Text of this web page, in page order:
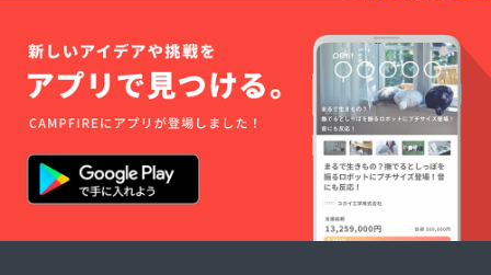
身の
iPhone
やス
マート
フォン
で、
ツー
ショッ
ト撮影
を10枚
しま
（60分
程度）
が楽し
めま
す！ ■
お渡し
会 後
日開催
される
お渡し
（60分
バッ
ク、ヘ
アーア
クセサ
リー、
靴下、
スカー
フな
ど） ■
撮影衣
撮影
装提供
撮影
でご本
人が着
用した
衣装の
生写真
写真１
枚付き
（直筆
入り）